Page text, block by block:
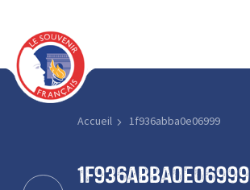
Accueil 1f936abba0e06999
1f936abba0e06999